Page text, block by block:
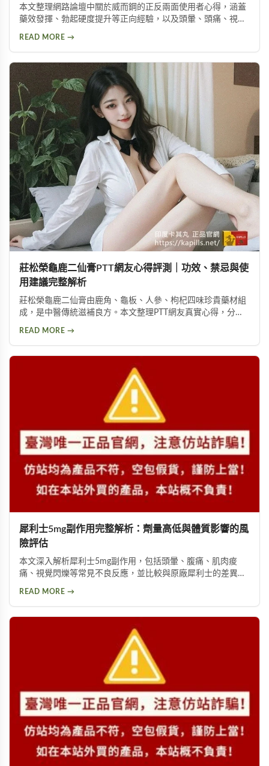
本文整理網路論壇中關於威而鋼的正反兩面使用者心得，涵蓋
藥效發揮、勃起硬度提升等正向經驗，以及頭暈、頭痛、視覺
READ MORE →
莊松榮龜鹿二仙膏PTT網友心得評測｜功效、禁忌與使
用建議完整解析
莊松榮龜鹿二仙膏由鹿角、龜板、人參、枸杞四味珍貴藥材組
成，是中醫傳統滋補良方。本文整理PTT網友真實心得，分析
READ MORE →
犀利士5mg副作用完整解析：劑量高低與體質影響的風
險評估
本文深入解析犀利士5mg副作用，包括頭暈、腹痛、肌肉痠
痛、視覺閃爍等常見不良反應，並比較與原廠犀利士的差異。
READ MORE →